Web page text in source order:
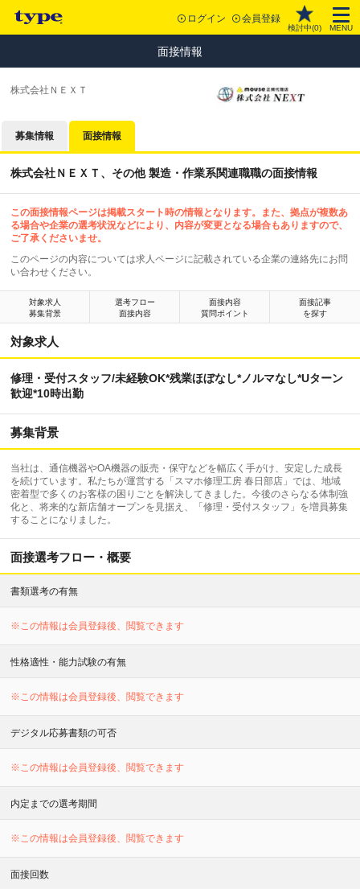
ログイン 会員登録
検討中(0) MENU
面接情報
株式会社ＮＥＸＴ
募集情報 面接情報
株式会社ＮＥＸＴ、その他 製造・作業系関連職職の面接情報
この面接情報ページは掲載スタート時の情報となります。また、拠点が複数あ
る場合や企業の選考状況などにより、内容が変更となる場合もありますので、
ご了承くださいませ。
このページの内容については求人ページに記載されている企業の連絡先にお問
い合わせください。
対象求人
募集背景
選考フロー
面接内容
面接内容
質問ポイント
面接記事
を探す
対象求人
修理・受付スタッフ/未経験OK*残業ほぼなし*ノルマなし*Uターン
歓迎*10時出勤
募集背景
当社は、通信機器やOA機器の販売・保守などを幅広く手がけ、安定した成長
を続けています。私たちが運営する「スマホ修理工房 春日部店」では、地域
密着型で多くのお客様の困りごとを解決してきました。今後のさらなる体制強
化と、将来的な新店舗オープンを見据え、「修理・受付スタッフ」を増員募集
することになりました。
面接選考フロー・概要
書類選考の有無
※この情報は会員登録後、閲覧できます
性格適性・能力試験の有無
※この情報は会員登録後、閲覧できます
デジタル応募書類の可否
※この情報は会員登録後、閲覧できます
内定までの選考期間
※この情報は会員登録後、閲覧できます
面接回数